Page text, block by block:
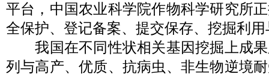
平台，中国农业科学院作物科学研究所
全保护、登记备案、提交保存、挖掘利
我国在不同性状相关基因挖掘上成果
列与高产、优质、抗病虫、非生物逆境